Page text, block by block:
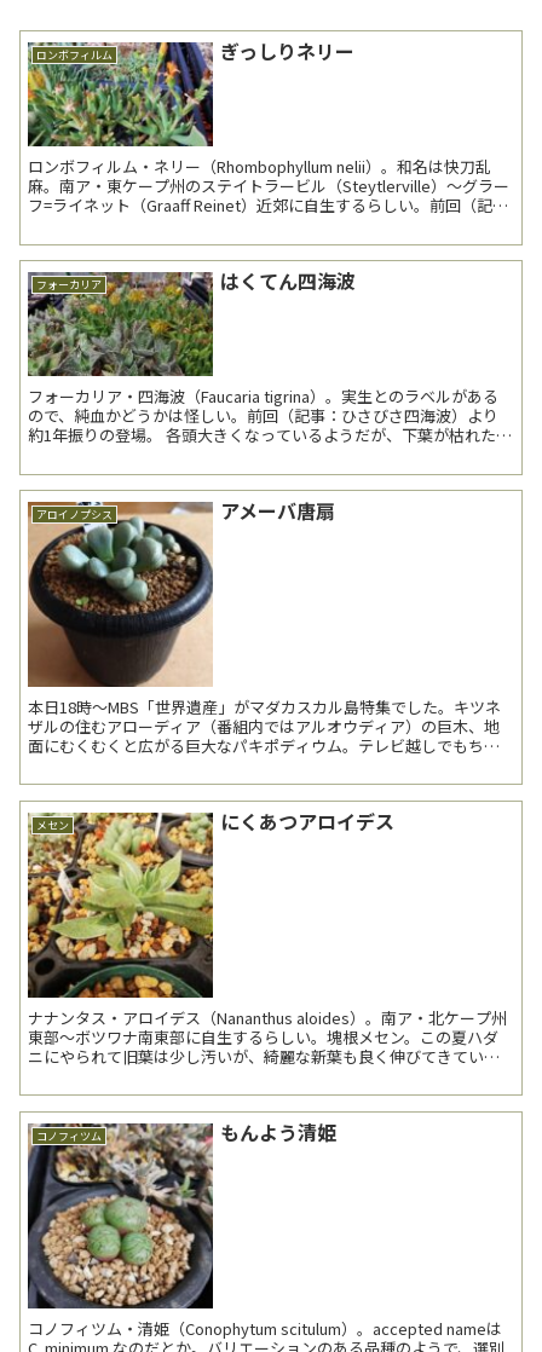
ロンボフィルム ぎっしりネリー
ロンボフィルム・ネリー（Rhombophyllum nelii）。和名は快刀乱
麻。南ア・東ケープ州のステイトラービル（Steytlerville）～グラー
フ=ライネット（Graaff Reinet）近郊に自生するらしい。前回（記
フォーカリア はくてん四海波
フォーカリア・四海波（Faucaria tigrina）。実生とのラベルがある
ので、純血かどうかは怪しい。前回（記事：ひさびさ四海波）より
約1年振りの登場。 各頭大きくなっているようだが、下葉が枯れたぶ
アロイノプシス アメーバ唐扇
本日18時～MBS「世界遺産」がマダカスカル島特集でした。キツネ
ザルの住むアローディア（番組内ではアルオウディア）の巨木、地
面にむくむくと広がる巨大なパキポディウム。テレビ越しでもちょ
メセン にくあつアロイデス
ナナンタス・アロイデス（Nananthus aloides）。南ア・北ケープ州
東部～ボツワナ南東部に自生するらしい。塊根メセン。この夏ハダ
ニにやられて旧葉は少し汚いが、綺麗な新葉も良く伸びてきてい
コノフィツム もんよう清姫
コノフィツム・清姫（Conophytum scitulum）。accepted nameは
C. minimum なのだとか。バリエーションのある品種のようで、選別